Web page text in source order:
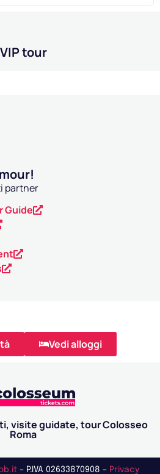
tour
partner
Guide
Vedi alloggi
visite guidate, tour Colosseo
Roma
– P.IVA 02633870908 – Privacy